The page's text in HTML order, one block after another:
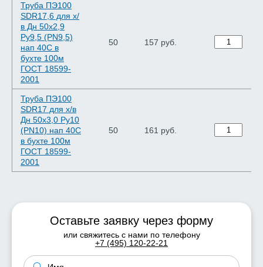
Труба ПЭ100
SDR17,6 для х/
в Дн 50х2,9
Ру9,5 (PN9,5)
нап 40C в
бухте 100м
ГОСТ 18599-
2001
50 157 руб.
Труба ПЭ100
SDR17 для х/в
Дн 50х3,0 Ру10
(PN10) нап 40C
в бухте 100м
ГОСТ 18599-
2001
50 161 руб.
Оставьте заявку через форму
или свяжитесь с нами по телефону
+7 (495) 120-22-21